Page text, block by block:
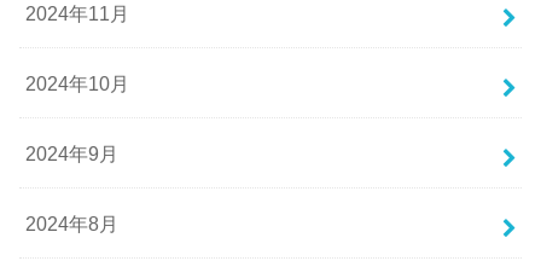
2024年11月
2024年10月
2024年9月
2024年8月